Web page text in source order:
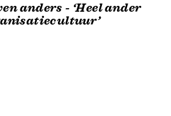
anders - ‘Heel ander